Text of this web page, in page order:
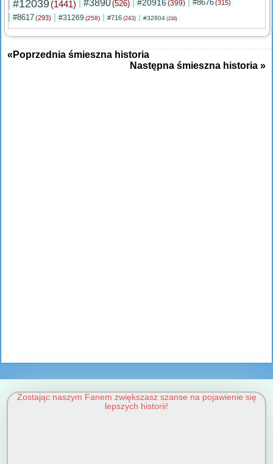
#12039(1441) #3890(526) #20916 (399) #8676(315)
#8617(293) #31269 (258) #716 (243) #32804 (216)
«Poprzednia śmieszna historia
Następna śmieszna historia »
Zostając naszym Fanem zwiększasz szanse na pojawienie się
lepszych historii!